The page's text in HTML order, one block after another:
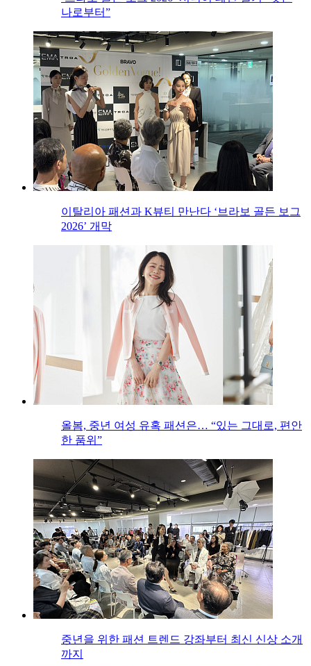
나로부터”
이탈리아 패션과 K뷰티 만난다 ‘브라보 골든 보그
2026’ 개막
올봄, 중년 여성 유혹 패션은… “있는 그대로, 편안
한 품위”
중년을 위한 패션 트렌드 강좌부터 최신 신상 소개
까지